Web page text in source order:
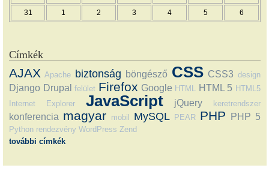
31 1 2 3 4 5 6
Címkék
AJAX Apache biztonság böngésző CSS CSS3 design
Django Drupal felület Firefox Google HTML HTML 5 HTML5
Internet Explorer
JavaScript jQuery keretrendszer
konferencia magyar mobil MySQL PEAR PHP PHP 5
Python rendezvény WordPress Zend
további címkék